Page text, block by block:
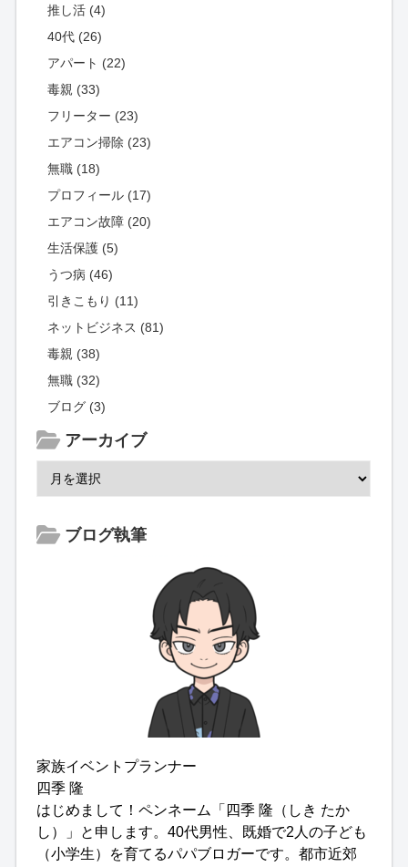
推し活 (4)
40代 (26)
アパート (22)
毒親 (33)
フリーター (23)
エアコン掃除 (23)
無職 (18)
プロフィール (17)
エアコン故障 (20)
生活保護 (5)
うつ病 (46)
引きこもり (11)
ネットビジネス (81)
毒親 (38)
無職 (32)
ブログ (3)
アーカイブ
ブログ執筆
家族イベントプランナー
四季 隆
はじめまして！ペンネーム「四季 隆（しき たか
し）」と申します。40代男性、既婚で2人の子ども
（小学生）を育てるパパブロガーです。都市近郊